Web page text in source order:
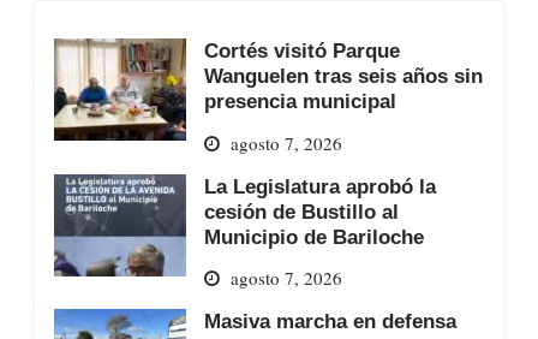
Cortés visitó Parque
Wanguelen tras seis años sin
presencia municipal
agosto 7, 2026
La Legislatura aprobó la
cesión de Bustillo al
Municipio de Bariloche
agosto 7, 2026
Masiva marcha en defensa